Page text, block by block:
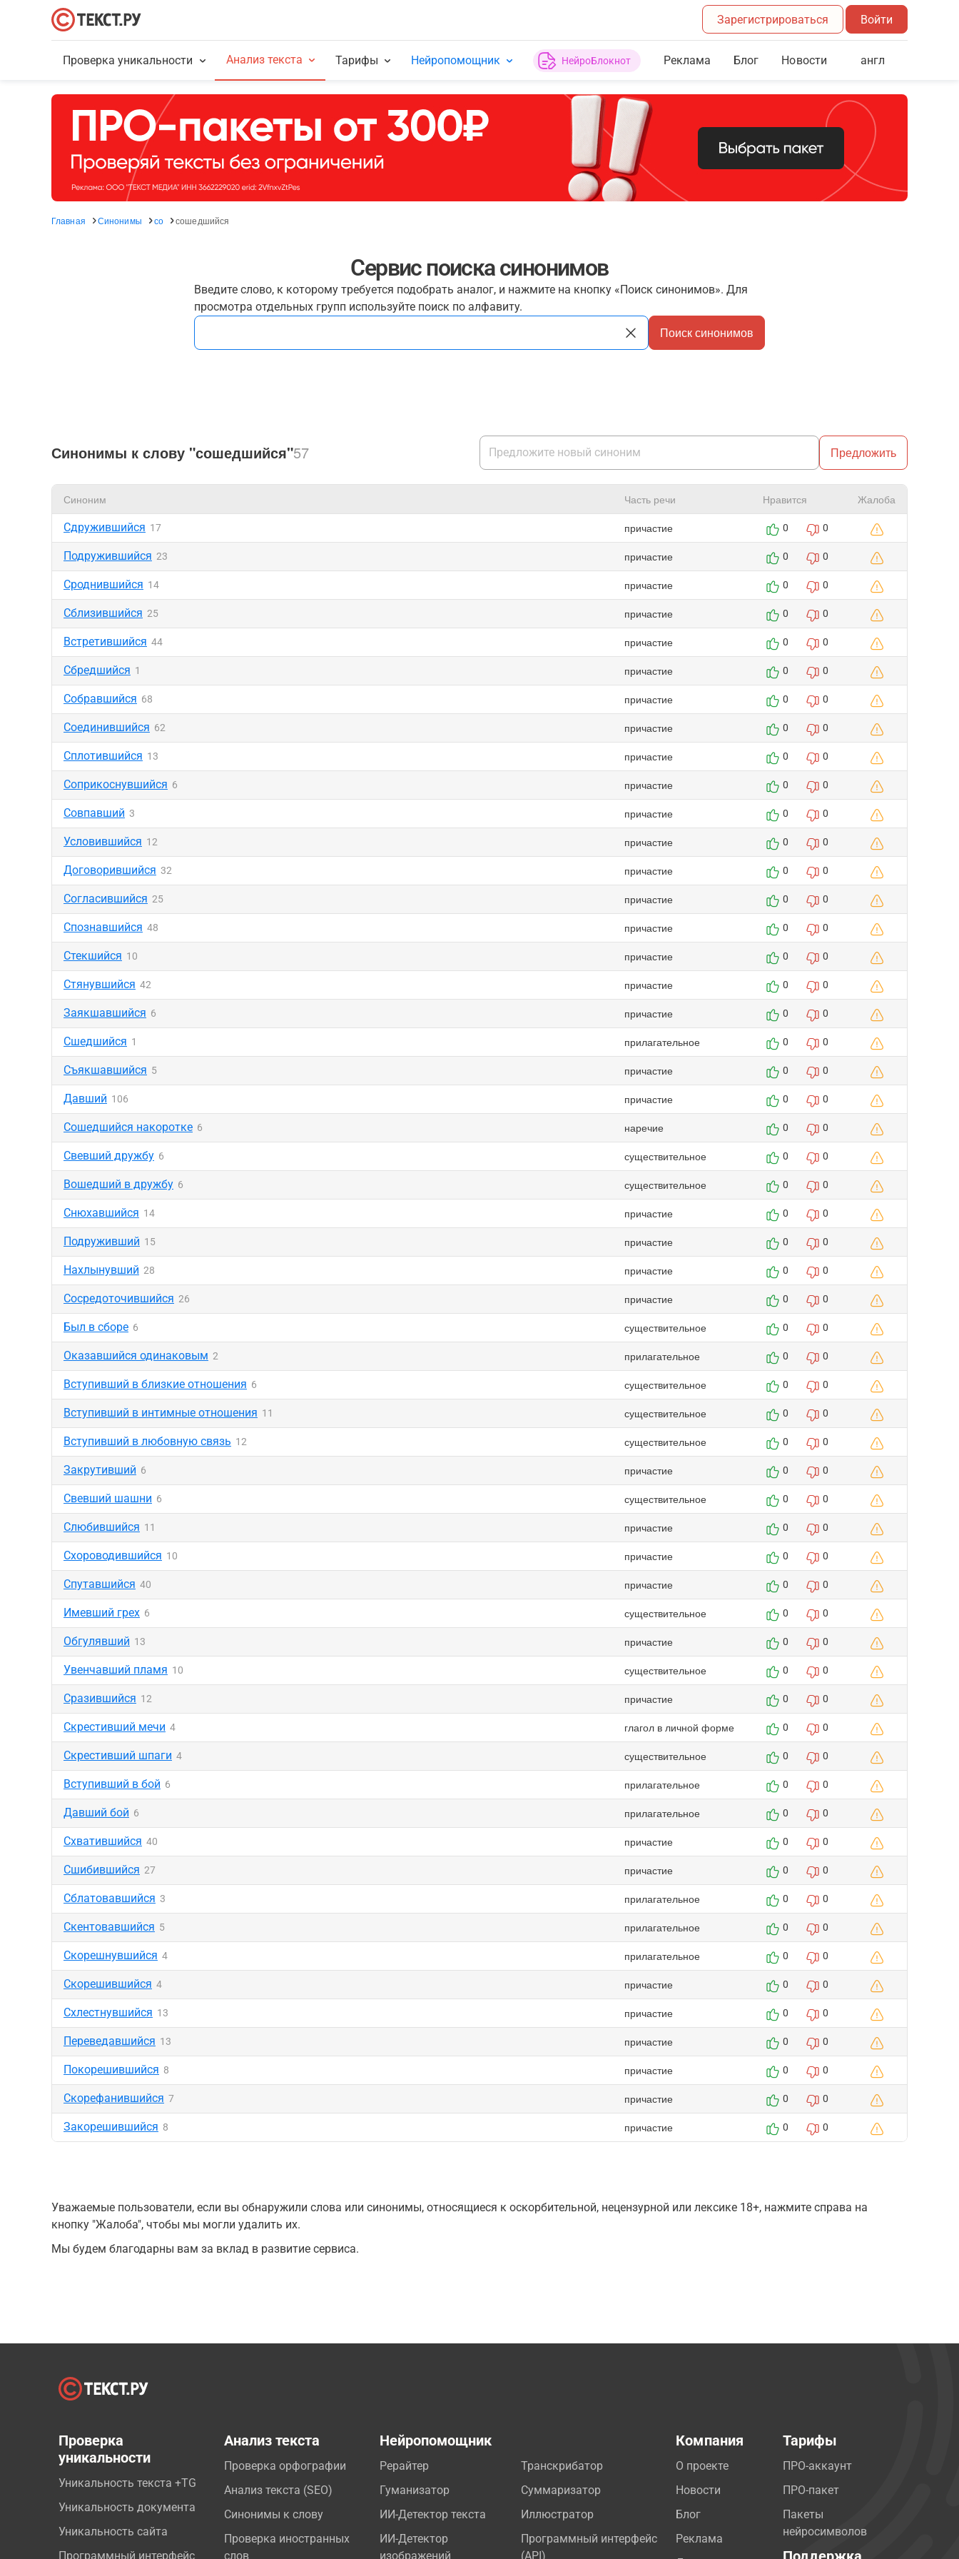
Зарегистрироваться Войти
Проверка уникальности Анализ текста Тарифы Нейропомощник НейроБлокнот Реклама Блог Новости англ
Главная Синонимы со сошедшийся
Сервис поиска синонимов
Введите слово, к которому требуется подобрать аналог, и нажмите на кнопку «Поиск синонимов». Для
просмотра отдельных групп используйте поиск по алфавиту.
Поиск синонимов
Синонимы к слову "сошедшийся"57 Предложить
Синоним Часть речи Нравится Жалоба
Сдружившийся 17 причастие 0 0
Подружившийся 23 причастие 0 0
Сроднившийся 14 причастие 0 0
Сблизившийся 25 причастие 0 0
Встретившийся 44 причастие 0 0
Сбредшийся 1 причастие 0 0
Собравшийся 68 причастие 0 0
Соединившийся 62 причастие 0 0
Сплотившийся 13 причастие 0 0
Соприкоснувшийся 6 причастие 0 0
Совпавший 3 причастие 0 0
Условившийся 12 причастие 0 0
Договорившийся 32 причастие 0 0
Согласившийся 25 причастие 0 0
Спознавшийся 48 причастие 0 0
Стекшийся 10 причастие 0 0
Стянувшийся 42 причастие 0 0
Заякшавшийся 6 причастие 0 0
Сшедшийся 1 прилагательное 0 0
Съякшавшийся 5 причастие 0 0
Давший 106 причастие 0 0
Сошедшийся накоротке 6 наречие 0 0
Свевший дружбу 6 существительное 0 0
Вошедший в дружбу 6 существительное 0 0
Снюхавшийся 14 причастие 0 0
Подруживший 15 причастие 0 0
Нахлынувший 28 причастие 0 0
Сосредоточившийся 26 причастие 0 0
Был в сборе 6 существительное 0 0
Оказавшийся одинаковым 2 прилагательное 0 0
Вступивший в близкие отношения 6 существительное 0 0
Вступивший в интимные отношения 11 существительное 0 0
Вступивший в любовную связь 12 существительное 0 0
Закрутивший 6 причастие 0 0
Свевший шашни 6 существительное 0 0
Слюбившийся 11 причастие 0 0
Схороводившийся 10 причастие 0 0
Спутавшийся 40 причастие 0 0
Имевший грех 6 существительное 0 0
Обгулявший 13 причастие 0 0
Увенчавший пламя 10 существительное 0 0
Сразившийся 12 причастие 0 0
Скрестивший мечи 4 глагол в личной форме 0 0
Скрестивший шпаги 4 существительное 0 0
Вступивший в бой 6 прилагательное 0 0
Давший бой 6 прилагательное 0 0
Схватившийся 40 причастие 0 0
Сшибившийся 27 причастие 0 0
Сблатовавшийся 3 прилагательное 0 0
Скентовавшийся 5 прилагательное 0 0
Скорешнувшийся 4 прилагательное 0 0
Скорешившийся 4 причастие 0 0
Схлестнувшийся 13 причастие 0 0
Переведавшийся 13 причастие 0 0
Покорешившийся 8 причастие 0 0
Скорефанившийся 7 причастие 0 0
Закорешившийся 8 причастие 0 0
Уважаемые пользователи, если вы обнаружили слова или синонимы, относящиеся к оскорбительной, нецензурной или лексике 18+, нажмите справа на
кнопку "Жалоба", чтобы мы могли удалить их.
Мы будем благодарны вам за вклад в развитие сервиса.
Проверка
уникальности
Уникальность текста +TG
Уникальность документа
Уникальность сайта
Программный интерфейс
Анализ текста
Проверка орфографии
Анализ текста (SEO)
Синонимы к слову
Проверка иностранных
слов
Нейропомощник
Рерайтер
Гуманизатор
ИИ-Детектор текста
ИИ-Детектор
изображений
Транскрибатор
Суммаризатор
Иллюстратор
Программный интерфейс
(API)
Компания
О проекте
Новости
Блог
Реклама
Тарифы
ПРО-аккаунт
ПРО-пакет
Пакеты
нейросимволов